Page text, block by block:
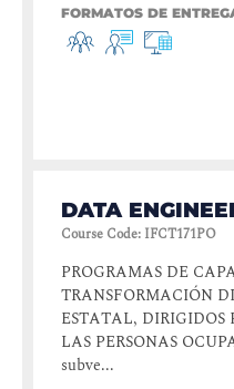
FORMATOS DE
DATA
Course Code: IFCT171PO
PROGRAMAS DE
TRANSFORMACIÓN
ESTATAL, DIRIGIDOS
LAS PERSONAS
subve...